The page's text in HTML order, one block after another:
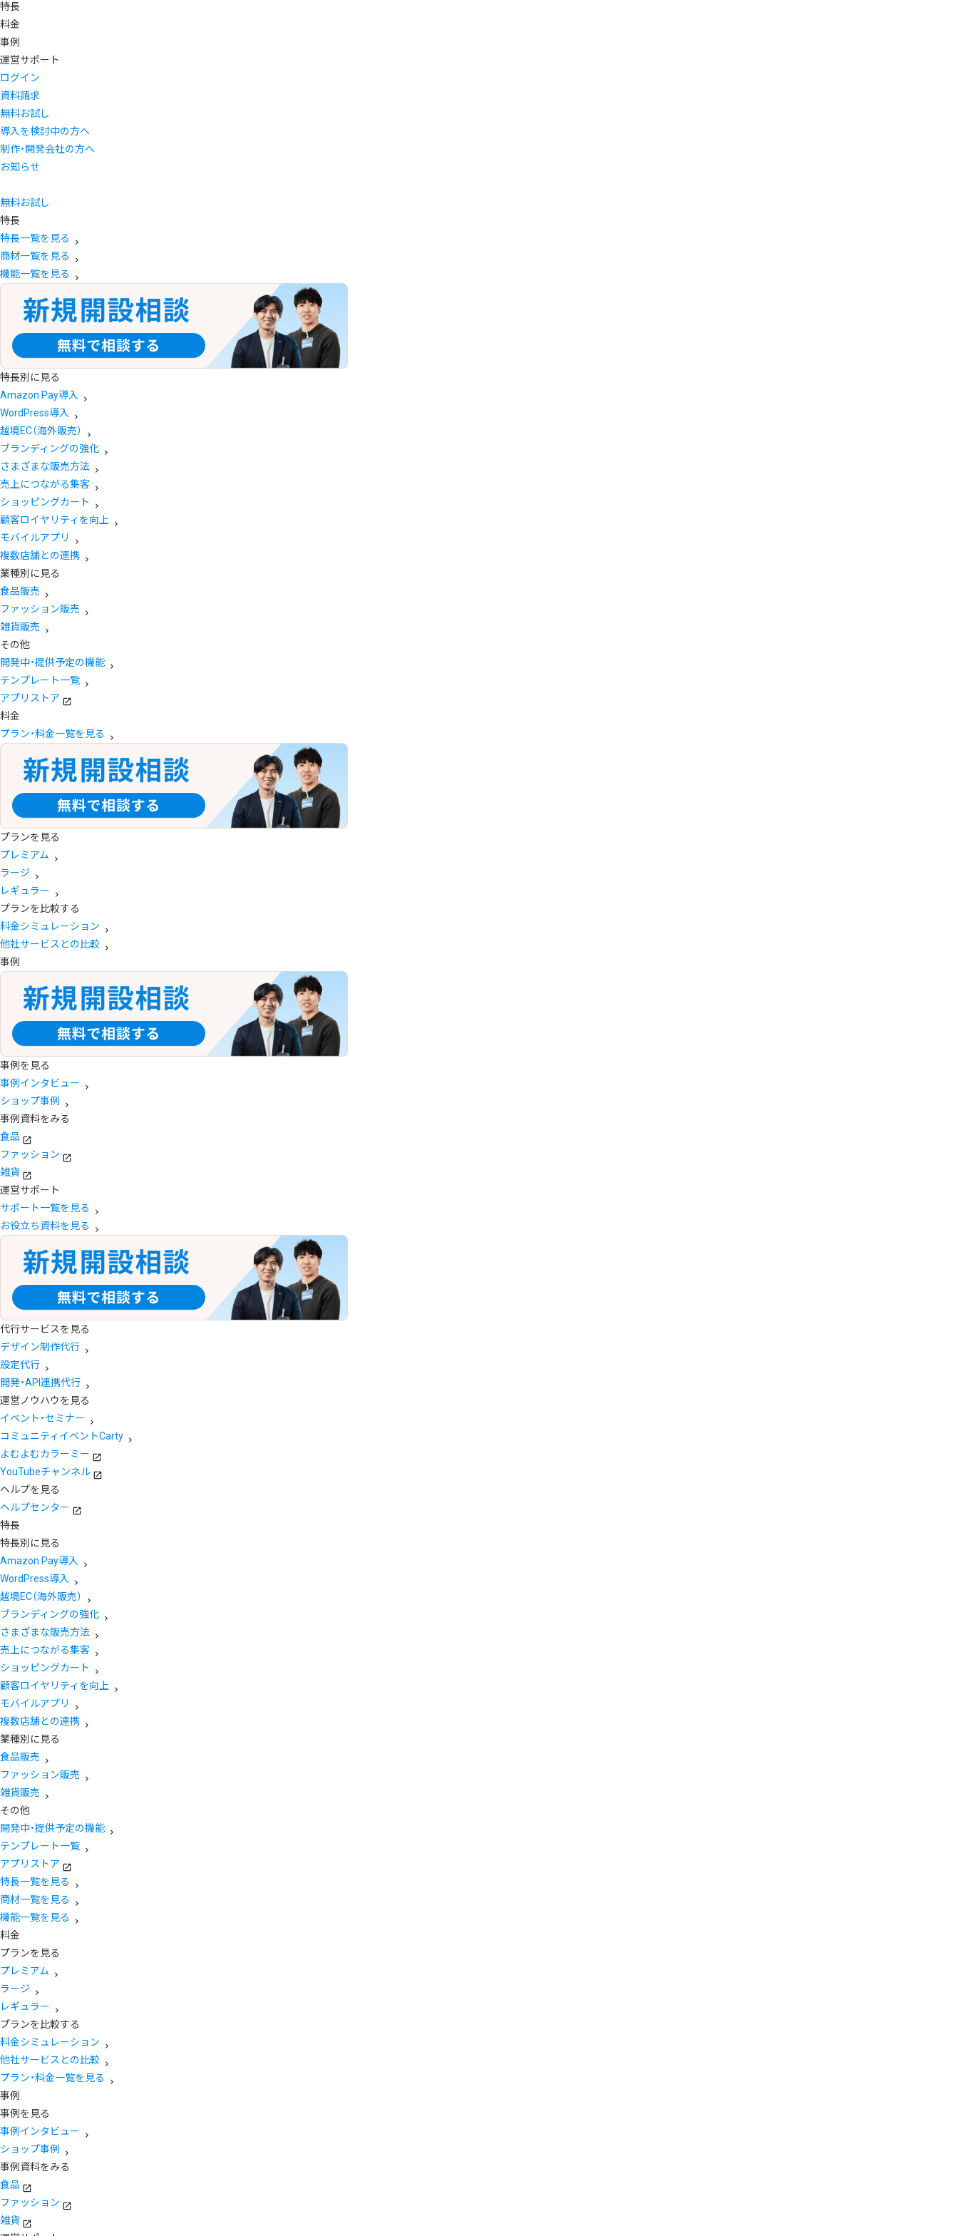
特長
料金
事例
運営サポート
ログイン
資料請求
無料お試し
導入を検討中の方へ
制作・開発会社の方へ
お知らせ
無料お試し
特長
特長一覧を見る
商材一覧を見る
機能一覧を見る
特長別に見る
Amazon Pay導入
WordPress導入
越境EC（海外販売）
ブランディングの強化
さまざまな販売方法
売上につながる集客
ショッピングカート
顧客ロイヤリティを向上
モバイルアプリ
複数店舗との連携
業種別に見る
食品販売
ファッション販売
雑貨販売
その他
開発中・提供予定の機能
テンプレート一覧
アプリストア
料金
プラン・料金一覧を見る
プランを見る
プレミアム
ラージ
レギュラー
プランを比較する
料金シミュレーション
他社サービスとの比較
事例
事例を見る
事例インタビュー
ショップ事例
事例資料をみる
食品
ファッション
雑貨
運営サポート
サポート一覧を見る
お役立ち資料を見る
代行サービスを見る
デザイン制作代行
設定代行
開発・API連携代行
運営ノウハウを見る
イベント・セミナー
コミュニティイベントCarty
よむよむカラーミー
YouTubeチャンネル
ヘルプを見る
ヘルプセンター
特長
特長別に見る
Amazon Pay導入
WordPress導入
越境EC（海外販売）
ブランディングの強化
さまざまな販売方法
売上につながる集客
ショッピングカート
顧客ロイヤリティを向上
モバイルアプリ
複数店舗との連携
業種別に見る
食品販売
ファッション販売
雑貨販売
その他
開発中・提供予定の機能
テンプレート一覧
アプリストア
特長一覧を見る
商材一覧を見る
機能一覧を見る
料金
プランを見る
プレミアム
ラージ
レギュラー
プランを比較する
料金シミュレーション
他社サービスとの比較
プラン・料金一覧を見る
事例
事例を見る
事例インタビュー
ショップ事例
事例資料をみる
食品
ファッション
雑貨